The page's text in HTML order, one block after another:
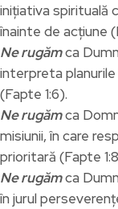
inițiativa spirituală
înainte de acțiune
Ne rugămca
interpreta
(Fapte 1:6).
Ne rugămca
misiunii, în care
prioritară (Fapte
Ne rugămca
în jurul